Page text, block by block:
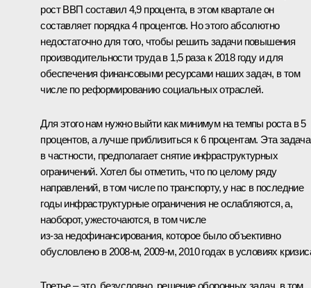
рост ВВП составил 4,9 процента, в этом квартале он
составляет порядка 4 процентов. Но этого абсолютно
недостаточно для того, чтобы решить задачи повышения
производительности труда в 1,5 раза к 2018 году и для
обеспечения финансовыми ресурсами наших задач, в том
числе по реформированию социальных отраслей.
Для этого нам нужно выйти как минимум на темпы роста в 5
процентов, а лучше приблизиться к 6 процентам. Эта
в частности, предполагает снятие инфраструктурных
ограничений. Хотел бы отметить, что по целому ряду
направлений, в том числе по транспорту, у нас в последние
годы инфраструктурные ограничения не ослабляются, а,
наоборот, ужесточаются, в том числе
из‑за недофинансирования, которое было объективно
обусловлено в 2008-м, 2009-м, 2010 годах в условиях
Третье – это, безусловно, решение оборонных задач, в том